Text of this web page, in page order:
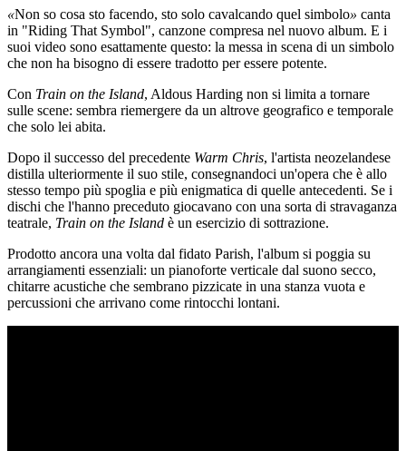
«Non so cosa sto facendo, sto solo cavalcando quel simbolo» canta
in "Riding That Symbol", canzone compresa nel nuovo album. E i
suoi video sono esattamente questo: la messa in scena di un simbolo
che non ha bisogno di essere tradotto per essere potente.
Con Train on the Island, Aldous Harding non si limita a tornare
sulle scene: sembra riemergere da un altrove geografico e temporale
che solo lei abita.
Dopo il successo del precedente Warm Chris, l'artista neozelandese
distilla ulteriormente il suo stile, consegnandoci un'opera che è allo
stesso tempo più spoglia e più enigmatica di quelle antecedenti. Se i
dischi che l'hanno preceduto giocavano con una sorta di stravaganza
teatrale, Train on the Island è un esercizio di sottrazione.
Prodotto ancora una volta dal fidato Parish, l'album si poggia su
arrangiamenti essenziali: un pianoforte verticale dal suono secco,
chitarre acustiche che sembrano pizzicate in una stanza vuota e
percussioni che arrivano come rintocchi lontani.